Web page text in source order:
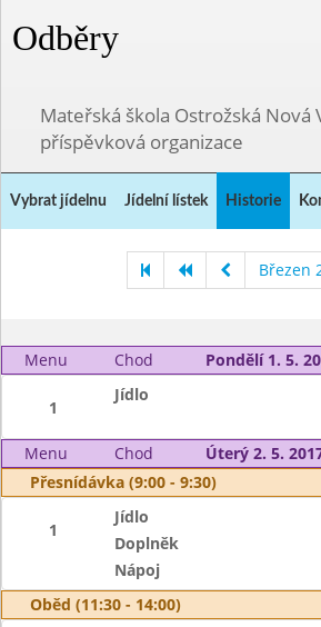
Odběry
Mateřská škola Ostrožská
příspěvková organizace
Vybrat jídelnu Jídelní lístek Historie
Březen
Menu Chod Pondělí 1. 5.
1
Jídlo
Menu Chod
Úterý 2. 5.
Přesnídávka (9:00 - 9:30)
1
Jídlo
Doplněk
Nápoj
Oběd (11:30 - 14:00)